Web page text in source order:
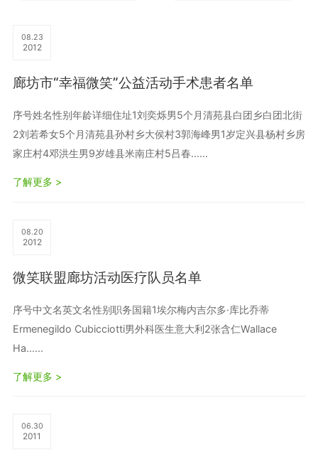
08.23
2012
廊坊市“幸福微笑”公益活动手术患者名单
序号姓名性别年龄详细住址1刘奕烁男5个月清苑县白团乡白团北街
2刘若希女5个月清苑县孙村乡大侯村3郭海峰男1岁定兴县杨村乡房
家庄村4邓洪生男9岁雄县米南庄村5吕春......
了解更多 >
08.20
2012
微笑联盟廊坊活动医疗队员名单
序号中文名英文名性别职务国籍1埃尔梅内吉尔多·库比乔蒂
Ermenegildo Cubicciotti男外科医生意大利2张含仁Wallace
Ha......
了解更多 >
06.30
2011